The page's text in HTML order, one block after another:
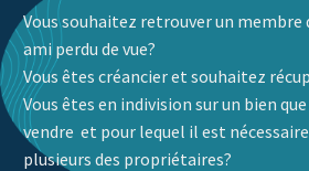
Vous souhaitez retrouver un membre
ami perdu de vue?
Vous êtes créancier et souhaitez
Vous êtes en indivision sur un bien
vendre et pour lequel il est
plusieurs des propriétaires?